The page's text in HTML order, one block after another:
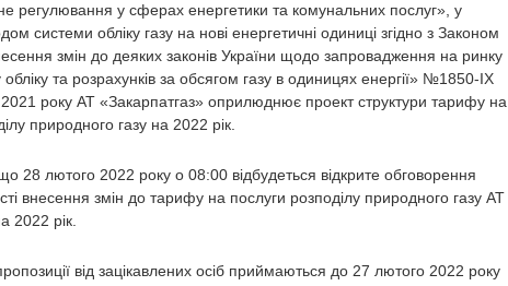
регулювання у сферах енергетики та комунальних послуг», у
системи обліку газу на нові енергетичні одиниці згідно з Законом
змін до деяких законів України щодо запровадження на ринку
обліку та розрахунків за обсягом газу в одиницях енергії» №1850-IX
2021 року АТ «Закарпатгаз» оприлюднює проект структури тарифу на
природного газу на 2022 рік.
28 лютого 2022 року о 08:00 відбудеться відкрите обговорення
внесення змін до тарифу на послуги розподілу природного газу АТ
2022 рік.
від зацікавлених осіб приймаються до 27 лютого 2022 року